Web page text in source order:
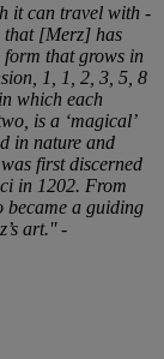
it can travel with -
that [Merz] has
that grows in
1, 1, 2, 3, 5, 8
which each
is a ‘magical’
in nature and
first discerned
in 1202. From
became a guiding
art.'' -